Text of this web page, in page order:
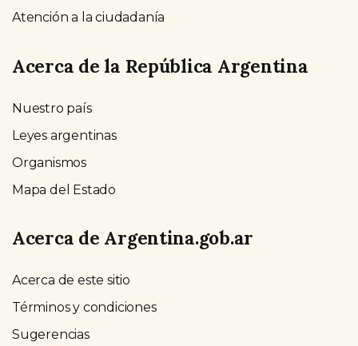
Atención a la ciudadanía
Acerca de la República Argentina
Nuestro país
Leyes argentinas
Organismos
Mapa del Estado
Acerca de Argentina.gob.ar
Acerca de este sitio
Términos y condiciones
Sugerencias